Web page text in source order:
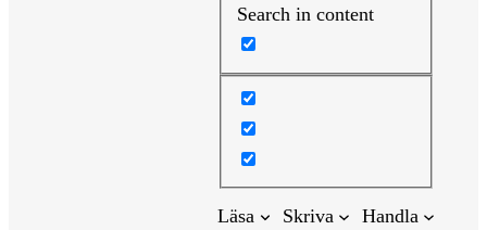
Search in content
Läsa Skriva
Handla